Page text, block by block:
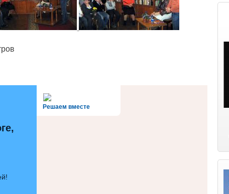
alt='Госуслуги' />
Решаем вместе